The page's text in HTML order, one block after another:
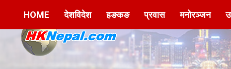
hknepal, hknepal.com, hk nepal, hk nepal com
HOME देशविदेश हङकङ प्रवास मनोरञ्जन